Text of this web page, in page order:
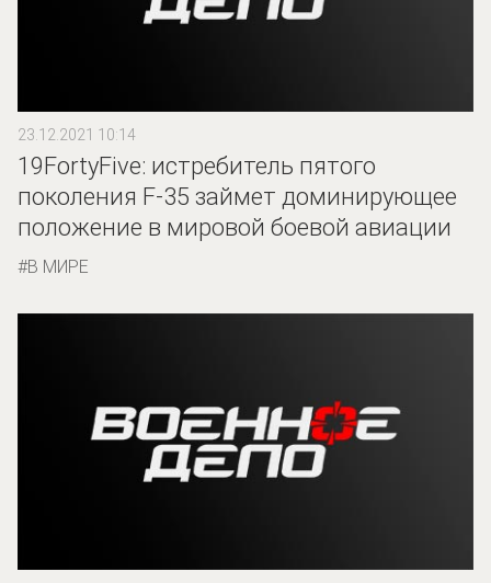
23.12.2021 10:14
19FortyFive: истребитель пятого
поколения F-35 займет доминирующее
положение в мировой боевой авиации
В МИРЕ